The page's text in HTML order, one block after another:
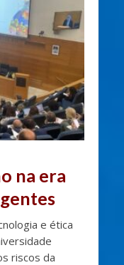
na era
e ética
riscos da